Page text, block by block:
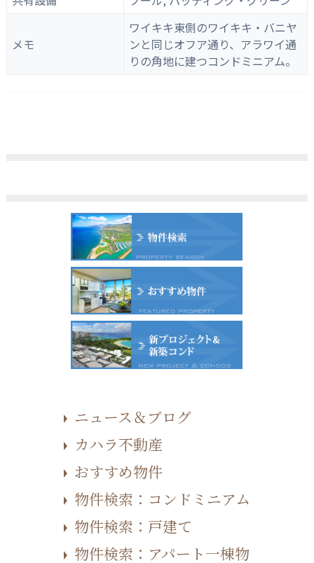
メモ
ワイキキ東側のワイキキ・バニヤ
ンと同じオフア通り、アラワイ通
りの角地に建つコンドミニアム。
ニュース＆ブログ
カハラ不動産
おすすめ物件
物件検索：コンドミニアム
物件検索：戸建て
物件検索：アパート一棟物